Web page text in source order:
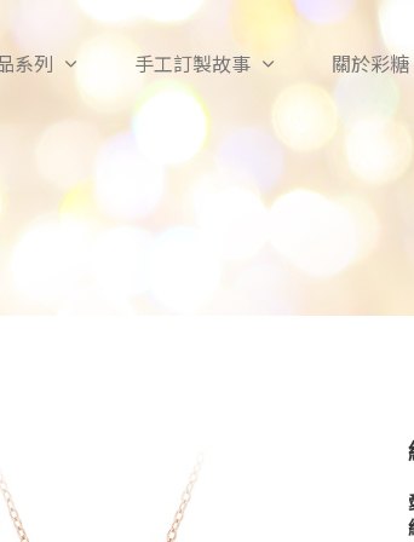
系列 手工訂製故事 關於彩糖